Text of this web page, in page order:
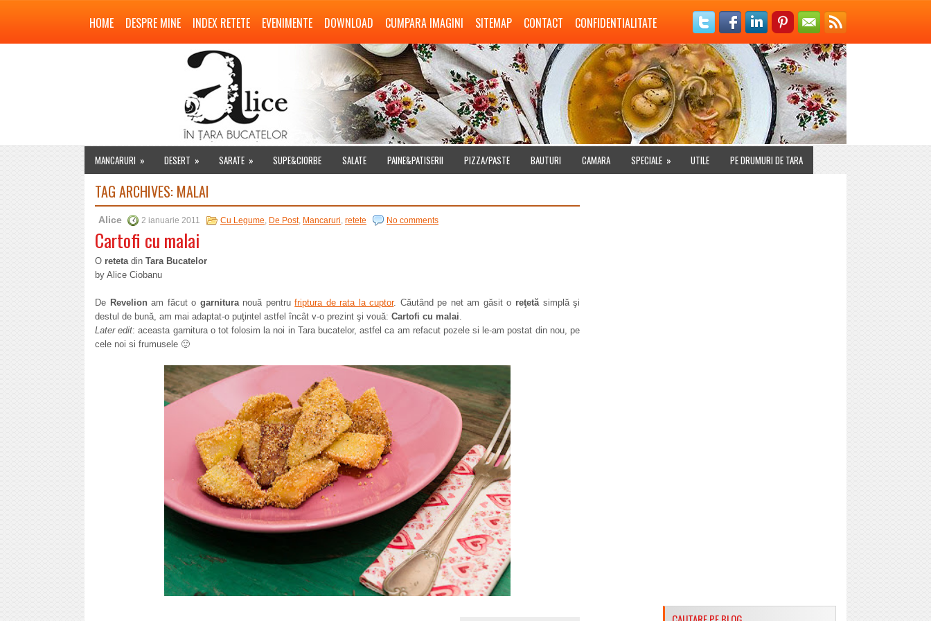
HOME DESPRE MINE INDEX RETETE EVENIMENTE DOWNLOAD CUMPARA IMAGINI SITEMAP CONTACT CONFIDENTIALITATE
MANCARURI » DESERT » SARATE » SUPE&CIORBE SALATE PAINE&PATISERII PIZZA/PASTE BAUTURI CAMARA SPECIALE » UTILE PE DRUMURI DE TARA
TAG ARCHIVES: MALAI
Alice 2 ianuarie 2011 Cu Legume, De Post, Mancaruri, retete No comments
Cartofi cu malai
O retetadin Tara Bucatelor
by Alice Ciobanu
De Revelionam făcut o garnituranouă pentrufriptura de rata la cuptor. Căutând pe net am găsit o reţetăsimplă şi
destul de bună, am mai adaptat-o puţintel astfel încât v-o prezint şi vouă: Cartofi cu malai.
Later edit: aceasta garnitura o tot folosim la noi in Tara bucatelor, astfel ca am refacut pozele si le-am postat din nou, pe
cele noi si frumusele 🙂